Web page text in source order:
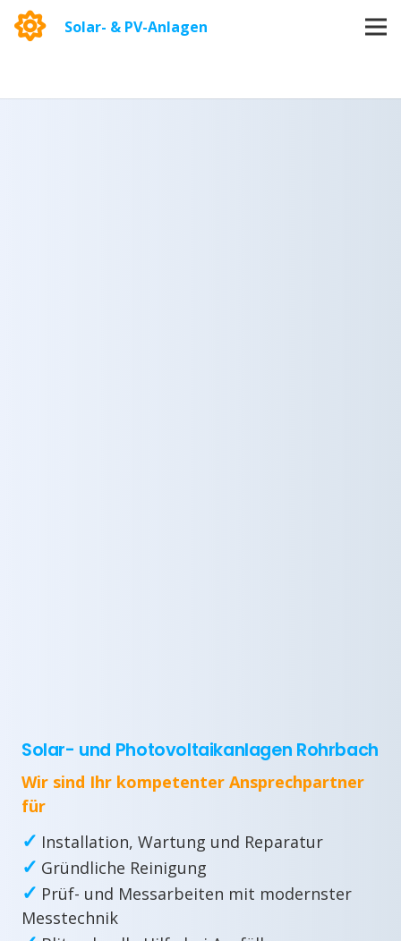
Solar- & PV-Anlagen
Solar- und Photovoltaikanlagen Rohrbach
Wir sind Ihr kompetenter Ansprechpartner
für
✓ Installation, Wartung und Reparatur
✓ Gründliche Reinigung
✓ Prüf- und Messarbeiten mit modernster
Messtechnik